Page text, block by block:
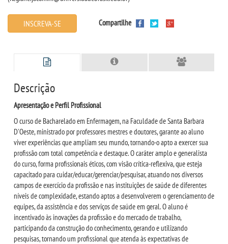
REVISTA TRANSVERSAL
UNIESP NEWS
REPOSITÓRIO
MANUAIS
REGULAMENTOS
REGIMENTOS
RELATÓRIOS
CPA
INSCREVA-SE Compartilhe
Descrição
Apresentação e Perfil Profissional
O curso de Bacharelado em Enfermagem, na Faculdade de Santa Barbara
D'Oeste, ministrado por professores mestres e doutores, garante ao aluno
viver experiências que ampliam seu mundo, tornando-o apto a exercer sua
profissão com total competência e destaque. O caráter amplo e generalista
do curso, forma profissionais éticos, com visão crítica-reflexiva, que esteja
capacitado para cuidar/educar/gerenciar/pesquisar, atuando nos diversos
campos de exercício da profissão e nas instituições de saúde de diferentes
níveis de complexidade, estando aptos a desenvolverem o gerenciamento de
equipes, da assistência e dos serviços de saúde em geral. O aluno é
incentivado às inovações da profissão e do mercado de trabalho,
participando da construção do conhecimento, gerando e utilizando
pesquisas, tornando um profissional que atenda às expectativas de